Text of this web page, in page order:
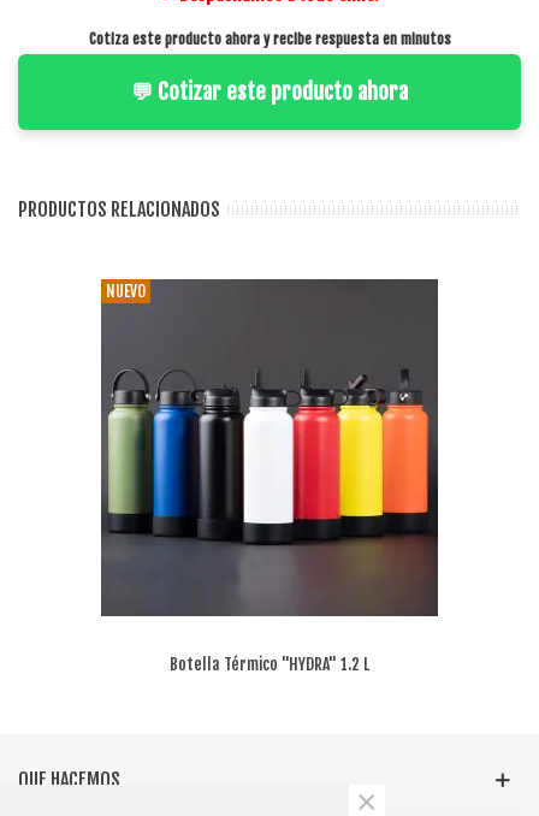
Cotiza este producto ahora y recibe respuesta en minutos
💬 Cotizar este producto ahora
PRODUCTOS RELACIONADOS
NUEVO
Botella Térmico "HYDRA" 1.2 L
QUE HACEMOS
×